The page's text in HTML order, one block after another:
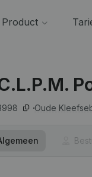
Product
Oude